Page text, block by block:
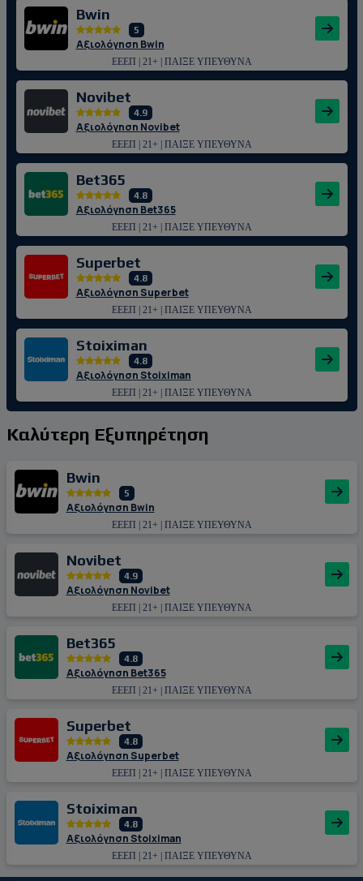
Bwin
5
Αξιολόγηση Bwin
ΕΕΕΠ | 21+ | ΠΑΙΞΕ ΥΠΕΥΘΥΝΑ
Novibet
4.9
Αξιολόγηση Novibet
ΕΕΕΠ | 21+ | ΠΑΙΞΕ ΥΠΕΥΘΥΝΑ
Bet365
4.8
Αξιολόγηση Bet365
ΕΕΕΠ | 21+ | ΠΑΙΞΕ ΥΠΕΥΘΥΝΑ
Superbet
4.8
Αξιολόγηση Superbet
ΕΕΕΠ | 21+ | ΠΑΙΞΕ ΥΠΕΥΘΥΝΑ
Stoiximan
4.8
Αξιολόγηση Stoiximan
ΕΕΕΠ | 21+ | ΠΑΙΞΕ ΥΠΕΥΘΥΝΑ
Καλύτερη Εξυπηρέτηση
Bwin
5
Αξιολόγηση Bwin
ΕΕΕΠ | 21+ | ΠΑΙΞΕ ΥΠΕΥΘΥΝΑ
Novibet
4.9
Αξιολόγηση Novibet
ΕΕΕΠ | 21+ | ΠΑΙΞΕ ΥΠΕΥΘΥΝΑ
Bet365
4.8
Αξιολόγηση Bet365
ΕΕΕΠ | 21+ | ΠΑΙΞΕ ΥΠΕΥΘΥΝΑ
Superbet
4.8
Αξιολόγηση Superbet
ΕΕΕΠ | 21+ | ΠΑΙΞΕ ΥΠΕΥΘΥΝΑ
Stoiximan
4.8
Αξιολόγηση Stoiximan
ΕΕΕΠ | 21+ | ΠΑΙΞΕ ΥΠΕΥΘΥΝΑ